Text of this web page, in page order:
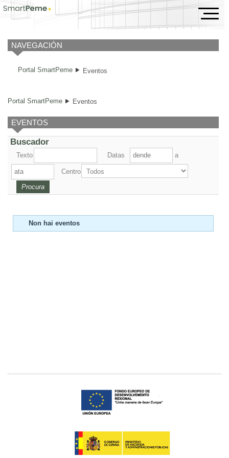
Eventos
NAVEGACIÓN
Portal SmartPeme Eventos
Portal SmartPeme Eventos
EVENTOS
Buscador
Texto Datas a
Centro
Non hai eventos